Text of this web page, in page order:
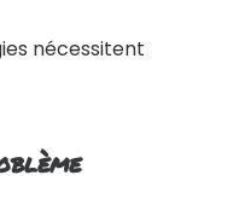
nécessitent